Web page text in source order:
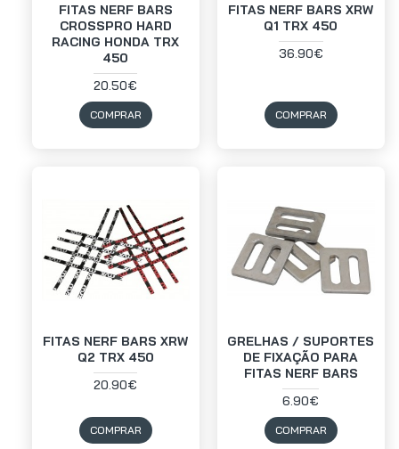
FITAS NERF BARS
CROSSPRO HARD
RACING HONDA TRX
450
20.50€
COMPRAR
FITAS NERF BARS XRW
Q1 TRX 450
36.90€
COMPRAR
FITAS NERF BARS XRW
Q2 TRX 450
20.90€
COMPRAR
GRELHAS / SUPORTES
DE FIXAÇÃO PARA
FITAS NERF BARS
6.90€
COMPRAR